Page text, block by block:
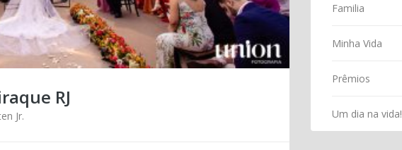
RJ
Jr.
Familia
Minha Vida
Prêmios
Um dia na vida!